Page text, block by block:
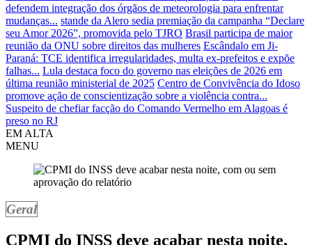
defendem integração dos órgãos de meteorologia para enfrentar
mudanças... stande da Alero sedia premiação da campanha “Declare
seu Amor 2026”, promovida pelo TJRO Brasil participa de maior
reunião da ONU sobre direitos das mulheres Escândalo em Ji-
Paraná: TCE identifica irregularidades, multa ex-prefeitos e expõe
falhas... Lula destaca foco do governo nas eleições de 2026 em
última reunião ministerial de 2025 Centro de Convivência do Idoso
promove ação de conscientização sobre a violência contra...
Suspeito de chefiar facção do Comando Vermelho em Alagoas é
preso no RJ
EM ALTA
MENU
Geral
CPMI do INSS deve acabar nesta noite,